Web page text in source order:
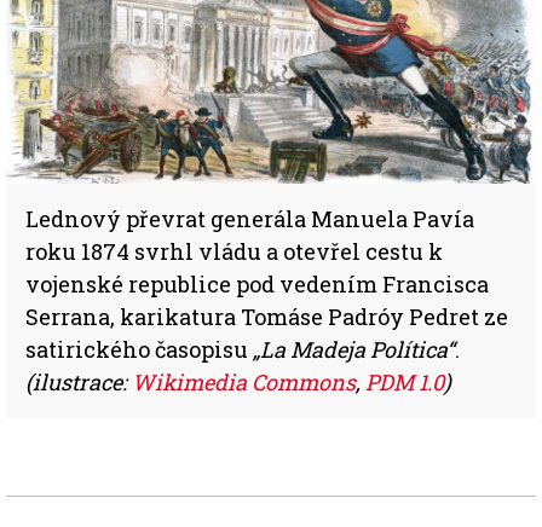
Lednový převrat generála Manuela Pavía
roku 1874 svrhl vládu a otevřel cestu k
vojenské republice pod vedením Francisca
Serrana, karikatura Tomáse Padróy Pedret ze
satirického časopisu „La Madeja Política“.
(ilustrace: Wikimedia Commons, PDM 1.0)